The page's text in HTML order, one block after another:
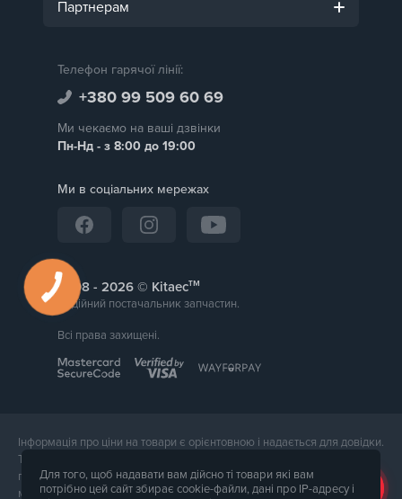
Партнерам
Телефон гарячої лінії:
+380 99 509 60 69
Ми чекаємо на ваші дзвінки
Пн-Нд - з 8:00 до 19:00
Ми в соціальних мережах
2008 - © Kitaecтм
Надійний постачальник запчастин.
Всі права захищені.
Інформація про ціни на товари є орієнтовною і надається для довідки.
Точна вартість товару буде названа менеджером магазину при
підтвердження замовлення. Зовнішній вигляд і комплектація товару
може відрізнятися від його фотографії.
Для того, щоб надавати вам дійсно ті товари які вам
потрібно цей сайт збирає cookie-файли, дані про IP-адресу і